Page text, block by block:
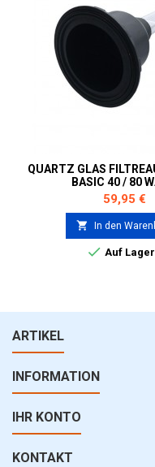
QUARTZ GLAS
BASIC 40 / 80
Preis
59,95 €
 In den
 Auf Lager
ARTIKEL
INFORMATION
IHR KONTO
KONTAKT